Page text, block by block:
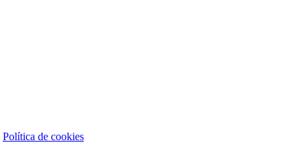
Política de cookies